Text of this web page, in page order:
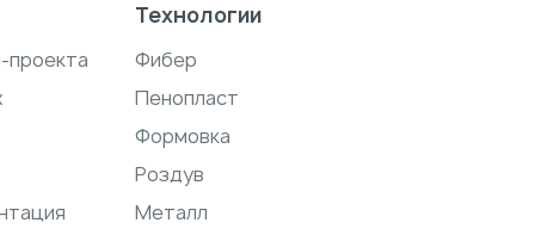
проекта
Технологии
Фибер
Пенопласт
Формовка
Роздув
Металл